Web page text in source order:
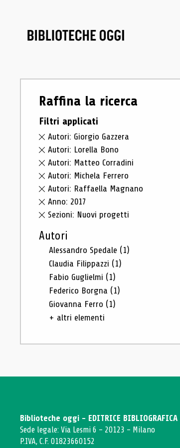
Raffina la ricerca
Filtri applicati
Autori: Giorgio Gazzera
Autori: Lorella Bono
Autori: Matteo Corradini
Autori: Michela Ferrero
Autori: Raffaella Magnano
Anno: 2017
Sezioni: Nuovi progetti
Autori
Alessandro Spedale (1)
Claudia Filippazzi (1)
Fabio Guglielmi (1)
Federico Borgna (1)
Giovanna Ferro (1)
+ altri elementi
Biblioteche oggi - EDITRICE
Sede legale: Via Lesmi 6 - 20123 - Milano
P.IVA, C.F. 01823660152